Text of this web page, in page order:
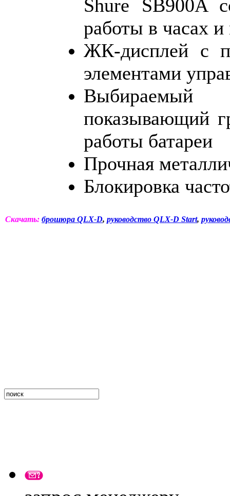
Shure SB900A
работы в часах
ЖК-дисплей с
элементами
показывающий
работы батареи
Прочная
Блокировка
Скачать: брошюра QLX-D, руководство QLX-D Start,